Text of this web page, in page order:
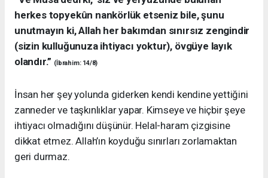
herkes topyekûn nankörlük etseniz bile, şunu
unutmayın ki, Allah her bakımdan sınırsız zengindir
(sizin kulluğunuza ihtiyacı yoktur), övgüye layık
olandır.” (İbrahim: 14/8)
İnsan her şey yolunda giderken kendi kendine yettiğini
zanneder ve taşkınlıklar yapar. Kimseye ve hiçbir şeye
ihtiyacı olmadığını düşünür. Helal-haram çizgisine
dikkat etmez. Allah’ın koyduğu sınırları zorlamaktan
geri durmaz.